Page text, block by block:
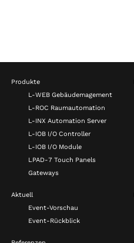
Produkte
L-WEB Gebäudemagement
L-ROC Raumautomation
L-INX Automation Server
L-IOB I/O Controller
L-IOB I/O Module
LPAD-7 Touch Panels
Gateways
Aktuell
Event-Vorschau
Event-Rückblick